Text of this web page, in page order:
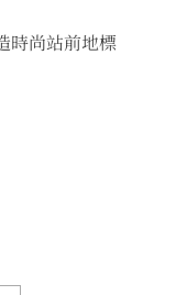
時尚站前地標